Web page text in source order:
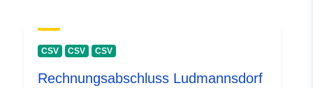
CSV CSV CSV
Rechnungsabschluss Ludmannsdorf